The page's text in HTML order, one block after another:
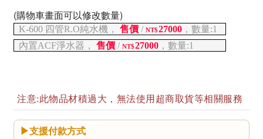
(購物車畫面可以修改數量)
K-600 四管R.O純水機， 售價 / NT$27000，數量:1
內置ACF淨水器，
售價 / NT$27000，數量:1
注意:此物品材積過大，無法使用超商取貨等相關服務
支援付款方式